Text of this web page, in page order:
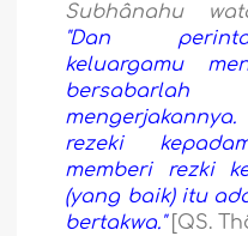
Subhânahu
"Dan
keluargamu
rezeki
memberi rezki
(yang baik) itu
bertakwa."[QS.